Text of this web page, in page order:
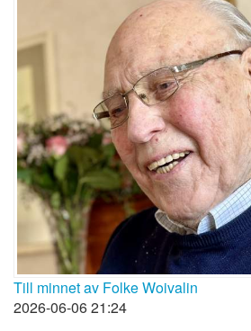
Till minnet av Folke Woivalin
2026-06-06 21:24